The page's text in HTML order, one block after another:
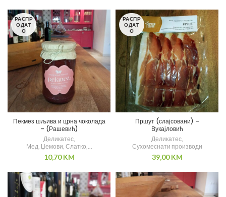
РАСПР
ОДАТ
О
Пекмез шљива и црна чоколада
– (Рашевић)
Деликатес,
Мед, Џемови, Слатко,...
10,70KM
РАСПР
ОДАТ
О
Пршут (слајсовани) –
Вукајловић
Деликатес,
Сухомеснати производи
39,00KM